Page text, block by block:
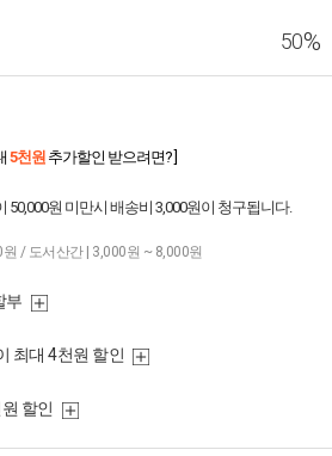
50%
5천원 추가할인 받으려면? ]
50,000원 미만시 배송비 3,000원이 청구됩니다.
/ 도서산간 | 3,000원 ~ 8,000원
부
최대 4천원 할인
할인